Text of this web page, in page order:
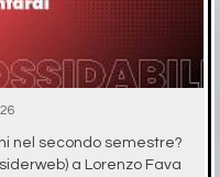
nel secondo semestre?
a Lorenzo Fava